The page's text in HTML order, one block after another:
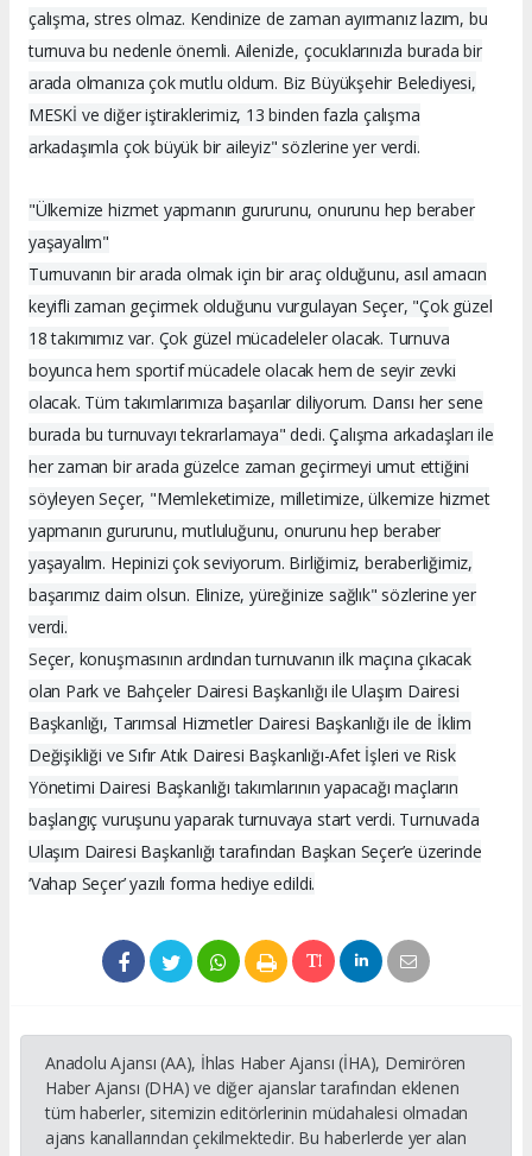
çalışma, stres olmaz. Kendinize de zaman ayırmanız lazım, bu
turnuva bu nedenle önemli. Ailenizle, çocuklarınızla burada bir
arada olmanıza çok mutlu oldum. Biz Büyükşehir Belediyesi,
MESKİ ve diğer iştiraklerimiz, 13 binden fazla çalışma
arkadaşımla çok büyük bir aileyiz" sözlerine yer verdi.
"Ülkemize hizmet yapmanın gururunu, onurunu hep beraber
yaşayalım"
Turnuvanın bir arada olmak için bir araç olduğunu, asıl amacın
keyifli zaman geçirmek olduğunu vurgulayan Seçer, "Çok güzel
18 takımımız var. Çok güzel mücadeleler olacak. Turnuva
boyunca hem sportif mücadele olacak hem de seyir zevki
olacak. Tüm takımlarımıza başarılar diliyorum. Darısı her sene
burada bu turnuvayı tekrarlamaya" dedi. Çalışma arkadaşları ile
her zaman bir arada güzelce zaman geçirmeyi umut ettiğini
söyleyen Seçer, "Memleketimize, milletimize, ülkemize hizmet
yapmanın gururunu, mutluluğunu, onurunu hep beraber
yaşayalım. Hepinizi çok seviyorum. Birliğimiz, beraberliğimiz,
başarımız daim olsun. Elinize, yüreğinize sağlık" sözlerine yer
verdi.
Seçer, konuşmasının ardından turnuvanın ilk maçına çıkacak
olan Park ve Bahçeler Dairesi Başkanlığı ile Ulaşım Dairesi
Başkanlığı, Tarımsal Hizmetler Dairesi Başkanlığı ile de İklim
Değişikliği ve Sıfır Atık Dairesi Başkanlığı-Afet İşleri ve Risk
Yönetimi Dairesi Başkanlığı takımlarının yapacağı maçların
başlangıç vuruşunu yaparak turnuvaya start verdi. Turnuvada
Ulaşım Dairesi Başkanlığı tarafından Başkan Seçer’e üzerinde
‘Vahap Seçer’ yazılı forma hediye edildi.
Anadolu Ajansı (AA), İhlas Haber Ajansı (İHA), Demirören
Haber Ajansı (DHA) ve diğer ajanslar tarafından eklenen
tüm haberler, sitemizin editörlerinin müdahalesi olmadan
ajans kanallarından çekilmektedir. Bu haberlerde yer alan